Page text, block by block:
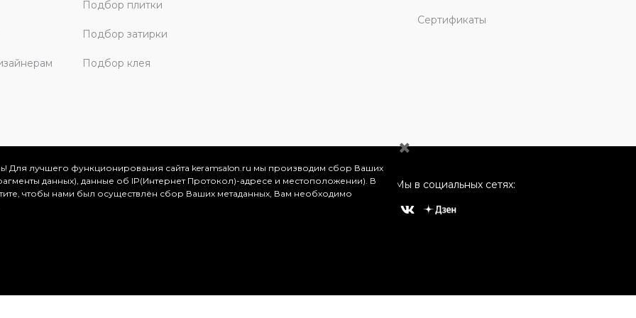
Подбор плитки
Подбор затирки
Подбор клея
Сертификаты
и Московской области, 2026
представлена на сайте в ознакомительных целях и ни
определяемой положениями Статьи 437 (2) Гражданского
Мы в социальных сетях:
Для лучшего функционирования сайта keramsalon.ru мы производим сбор Ваших
данных), данные об IP(Интернет Протокол)-адресе и местоположении). В
чтобы нами был осуществлён сбор Ваших метаданных, Вам необходимо